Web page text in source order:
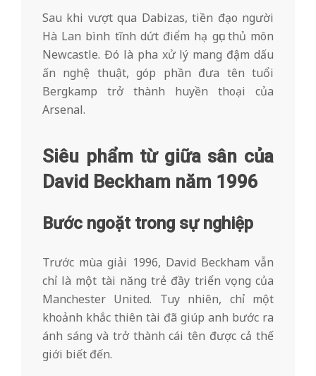
Sau khi vượt qua Dabizas, tiền đạo người
Hà Lan bình tĩnh dứt điểm hạ gục thủ môn
Newcastle. Đó là pha xử lý mang đậm dấu
ấn nghệ thuật, góp phần đưa tên tuổi
Bergkamp trở thành huyền thoại của
Arsenal.
Siêu phẩm từ giữa sân của
David Beckham năm 1996
Bước ngoặt trong sự nghiệp
Trước mùa giải 1996, David Beckham vẫn
chỉ là một tài năng trẻ đầy triển vọng của
Manchester United. Tuy nhiên, chỉ một
khoảnh khắc thiên tài đã giúp anh bước ra
ánh sáng và trở thành cái tên được cả thế
giới biết đến.